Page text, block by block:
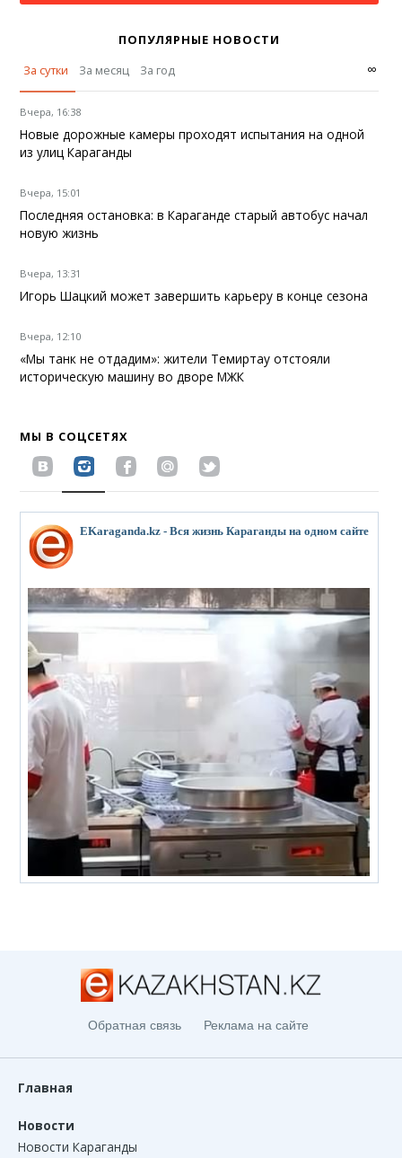
ПОПУЛЯРНЫЕ НОВОСТИ
За сутки
За месяц За год ∞
Вчера, 16:38
Новые дорожные камеры проходят испытания на одной
из улиц Караганды
Вчера, 15:01
Последняя остановка: в Караганде старый автобус начал
новую жизнь
Вчера, 13:31
Игорь Шацкий может завершить карьеру в конце сезона
Вчера, 12:10
«Мы танк не отдадим»: жители Темиртау отстояли
историческую машину во дворе МЖК
МЫ В СОЦСЕТЯХ
EKaraganda.kz - Вся жизнь Караганды на одном сайте
Обратная связь Реклама на сайте
Главная
Новости
Новости Караганды